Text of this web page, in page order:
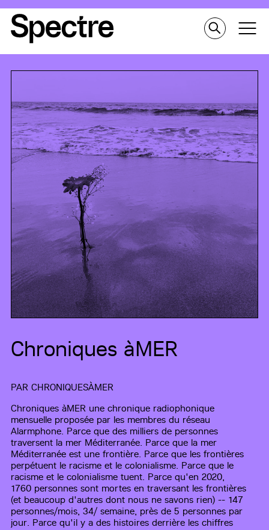
Chroniques àMER
PARCHRONIQUESÀMER
Chroniques àMER une chronique radiophonique
mensuelle proposée par les membres du réseau
Alarmphone. Parce que des milliers de personnes
traversent la mer Méditerranée. Parce que la mer
Méditerranée est une frontière. Parce que les frontières
perpétuent le racisme et le colonialisme. Parce que le
racisme et le colonialisme tuent. Parce qu'en 2020,
1760 personnes sont mortes en traversant les frontières
(et beaucoup d'autres dont nous ne savons rien) -- 147
personnes/mois, 34/ semaine, près de 5 personnes par
jour. Parce qu'il y a des histoires derrière les chiffres